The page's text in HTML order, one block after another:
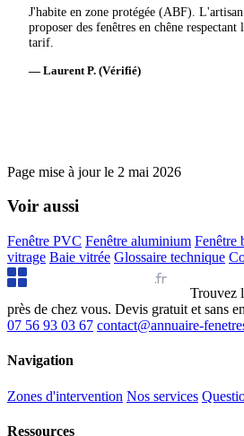
J'habite en zone protégée (ABF).
proposer des fenêtres en chêne
tarif.
— Laurent P. (Vérifié)
Page mise à jour le 2 mai 2026
Voir aussi
Fenêtre PVC Fenêtre aluminium Fenêtre
vitrage Baie vitrée Glossaire technique
Annuaire Fenêtres.fr
Trouvez
près de chez vous. Devis gratuit et sans
07 56 93 03 67 contact@annuaire-
Navigation
Zones d'intervention Nos services
Ressources